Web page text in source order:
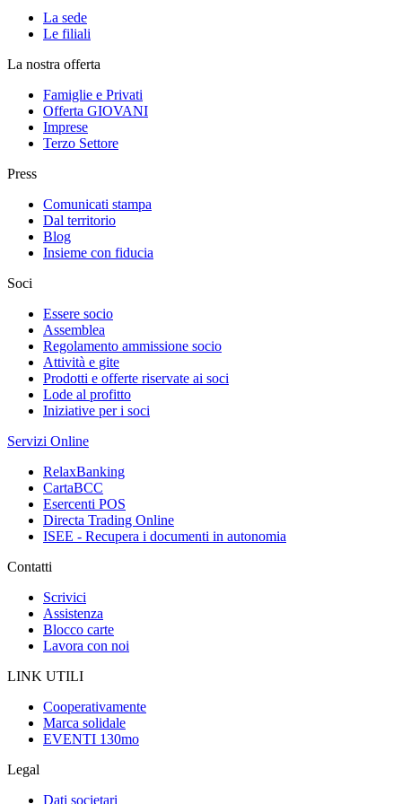
La sede
Le filiali
La nostra offerta
Famiglie e Privati
Offerta GIOVANI
Imprese
Terzo Settore
Press
Comunicati stampa
Dal territorio
Blog
Insieme con fiducia
Soci
Essere socio
Assemblea
Regolamento ammissione socio
Attività e gite
Prodotti e offerte riservate ai soci
Lode al profitto
Iniziative per i soci
Servizi Online
RelaxBanking
CartaBCC
Esercenti POS
Directa Trading Online
ISEE - Recupera i documenti in autonomia
Contatti
Scrivici
Assistenza
Blocco carte
Lavora con noi
LINK UTILI
Cooperativamente
Marca solidale
EVENTI 130mo
Legal
Dati societari